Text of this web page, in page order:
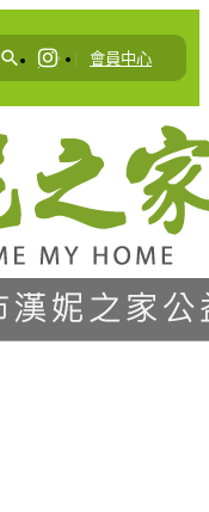
search | 會員中心